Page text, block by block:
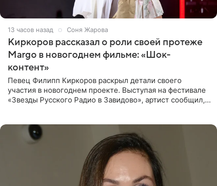
13 часов назад Соня Жарова
Киркоров рассказал о роли своей протеже
Margo в новогоднем фильме: «Шок-
контент»
Певец Филипп Киркоров раскрыл детали своего
участия в новогоднем проекте. Выступая на фестивале
«Звезды Русского Радио в Завидово», артист сообщил,